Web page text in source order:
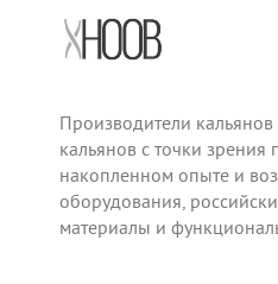
Производители
кальянов с точки
накопленном опыте и
оборудования,
материалы и